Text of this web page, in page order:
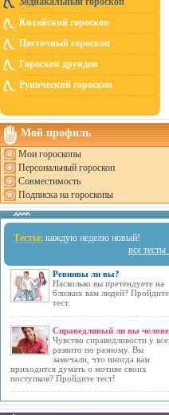
Китайский гороскоп
Цветочный гороскоп
Гороскоп друидов
Рунический гороскоп
Мой профиль
Мои гороскопы
Персональный гороскоп
Совместимость
Подписка на гороскопы
Тесты: каждую неделю новый!
все
Ревнивы ли вы?
Насколько вы претендуете на
близких вам людей? Пройдите
тест.
Справедливый ли вы
Чувство справедливости у
развито по разному. Вы
замечали, что иногда вам
приходится думать о мотиве своих
поступков? Пройдите тест!